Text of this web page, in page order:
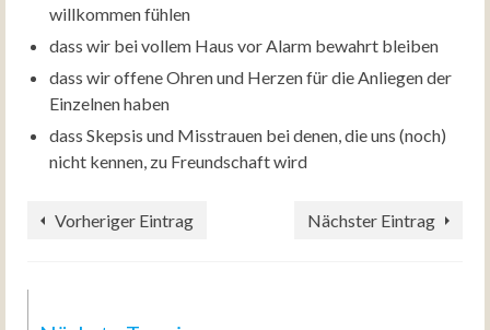
willkommen fühlen
dass wir bei vollem Haus vor Alarm bewahrt bleiben
dass wir offene Ohren und Herzen für die Anliegen der
Einzelnen haben
dass Skepsis und Misstrauen bei denen, die uns (noch)
nicht kennen, zu Freundschaft wird
Vorheriger Eintrag Nächster Eintrag